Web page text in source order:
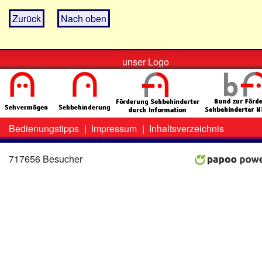
Zurück Nach oben
unser Logo
Zweit-
Menü
Bedienungstipps | Impressum | Inhaltsverzeichnis
717656 Besucher